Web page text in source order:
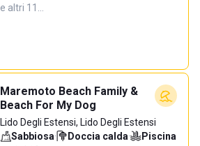
e altri 11…
Maremoto Beach Family &
Beach For My Dog
Lido Degli Estensi, Lido Degli Estensi
Sabbiosa· Doccia calda·
Piscina